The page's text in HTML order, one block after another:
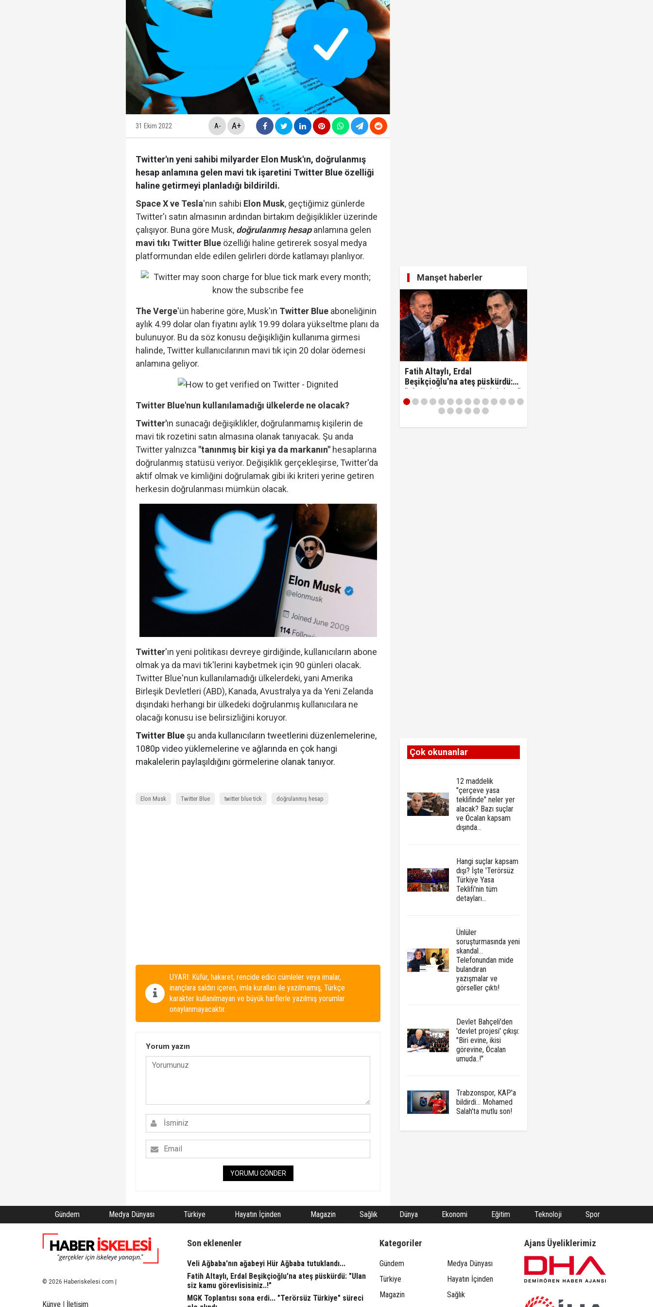
Trabzonspor, KAP'a bildirdi... Mohamed Salah'ta mutlu son!
İzmir Büyükşehir Belediyesi'nde "yolsuzluk" soruşturması... Veli Ağbaba'nın ağabeyi Hür Ağbaba gözaltında!
Ünlüler soruşturmasında yeni skandal... Telefonundan mide bulandıran yazışmalar ve görseller çıktı!
Veli Ağbaba'nın ağabeyi Hür Ağbaba tutuklandı...
31 Ekim 2022 A- A+
Twitter'ın yeni sahibi milyarder Elon Musk'ın, doğrulanmış
hesap anlamına gelen mavi tık işaretini Twitter Blue özelliği
haline getirmeyi planladığı bildirildi.
Space X ve Tesla'nın sahibi Elon Musk, geçtiğimiz günlerde
Twitter'ı satın almasının ardından birtakım değişiklikler üzerinde
çalışıyor. Buna göre Musk, doğrulanmış hesapanlamına gelen
mavi tıkı Twitter Blue özelliği haline getirerek sosyal medya
platformundan elde edilen gelirleri dörde katlamayı planlıyor.
The Verge'ün haberine göre, Musk'ın Twitter Blue aboneliğinin
aylık 4.99 dolar olan fiyatını aylık 19.99 dolara yükseltme planı da
bulunuyor. Bu da söz konusu değişikliğin kullanıma girmesi
halinde, Twitter kullanıcılarının mavi tık için 20 dolar ödemesi
anlamına geliyor.
Twitter Blue'nun kullanılamadığı ülkelerde ne olacak?
Twitter'ın sunacağı değişiklikler, doğrulanmamış kişilerin de
mavi tik rozetini satın almasına olanak tanıyacak. Şu anda
Twitter yalnızca "tanınmış bir kişi ya da markanın" hesaplarına
doğrulanmış statüsü veriyor. Değişiklik gerçekleşirse, Twitter'da
aktif olmak ve kimliğini doğrulamak gibi iki kriteri yerine getiren
herkesin doğrulanması mümkün olacak.
Twitter'ın yeni politikası devreye girdiğinde, kullanıcıların abone
olmak ya da mavi tik'lerini kaybetmek için 90 günleri olacak.
Twitter Blue'nun kullanılamadığı ülkelerdeki, yani Amerika
Birleşik Devletleri (ABD), Kanada, Avustralya ya da Yeni Zelanda
dışındaki herhangi bir ülkedeki doğrulanmış kullanıcılara ne
olacağı konusu ise belirsizliğini koruyor.
Twitter Blue şu anda kullanıcıların tweetlerini düzenlemelerine,
1080p video yüklemelerine ve ağlarında en çok hangi
makalelerin paylaşıldığını görmelerine olanak tanıyor.
Elon Musk Twitter Blue twitter blue tick doğrulanmış hesap
UYARI: Küfür, hakaret, rencide edici cümleler veya imalar,
inançlara saldırı içeren, imla kuralları ile yazılmamış, Türkçe
karakter kullanılmayan ve büyük harflerle yazılmış yorumlar
onaylanmayacaktır.
Yorum yazın
YORUMU GÖNDER
Manşet haberler
Fatih Altaylı, Erdal
Beşikçioğlu'na ateş püskürdü:
"Ulan siz kamu görevlisisiniz..!"
Çok okunanlar
12 maddelik
"çerçeve yasa
teklifinde" neler yer
alacak? Bazı suçlar
ve Öcalan kapsam
dışında…
Hangi suçlar kapsam
dışı? İşte 'Terörsüz
Türkiye Yasa
Teklifi'nin tüm
detayları...
Ünlüler
soruşturmasında yeni
skandal...
Telefonundan mide
bulandıran
yazışmalar ve
görseller çıktı!
Devlet Bahçeli'den
'devlet projesi' çıkışı:
"Biri evine, ikisi
görevine, Öcalan
umuda..!"
Trabzonspor, KAP'a
bildirdi... Mohamed
Salah'ta mutlu son!
Gündem Medya Dünyası Türkiye Hayatın İçinden Magazin Sağlık Dünya Ekonomi Eğitim Teknoloji Spor
© 2026 Haberiskelesi.com |
Künye İletişim
Son eklenenler
Veli Ağbaba'nın ağabeyi Hür Ağbaba tutuklandı...
Fatih Altaylı, Erdal Beşikçioğlu'na ateş püskürdü: "Ulan
siz kamu görevlisisiniz..!"
MGK Toplantısı sona erdi... "Terörsüz Türkiye" süreci
Kategoriler
Gündem
Medya Dünyası
Türkiye
Hayatın İçinden
Magazin
Sağlık
Ajans Üyeliklerimiz